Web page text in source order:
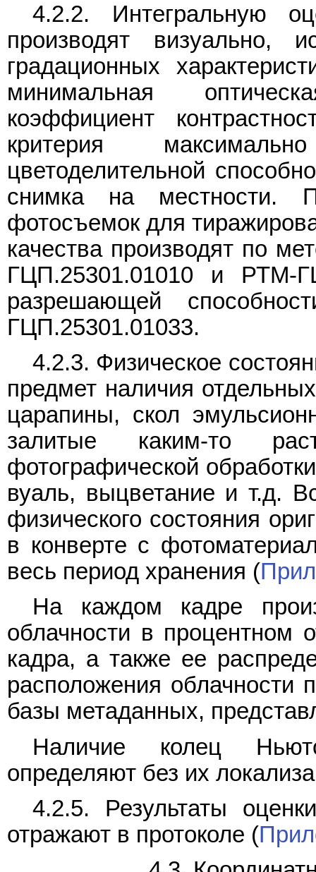
4.2.2. Интегральную
производят визуально,
градационных
минимальная
коэффициент
критерия
цветоделительной
снимка на местности.
фотосъемок для
качества производят по
ГЦП.25301.01010 и РТМ-
разрешающей
ГЦП.25301.01033.
4.2.3. Физическое
предмет наличия
царапины, скол
залитые каким-то
фотографической
вуаль, выцветание и т.д.
физического состояния
в конверте с
весь период хранения (
На каждом кадре
облачности в процентном
кадра, а также ее
расположения облачности
базы метаданных,
Наличие колец
определяют без их
4.2.5. Результаты
отражают в протоколе (